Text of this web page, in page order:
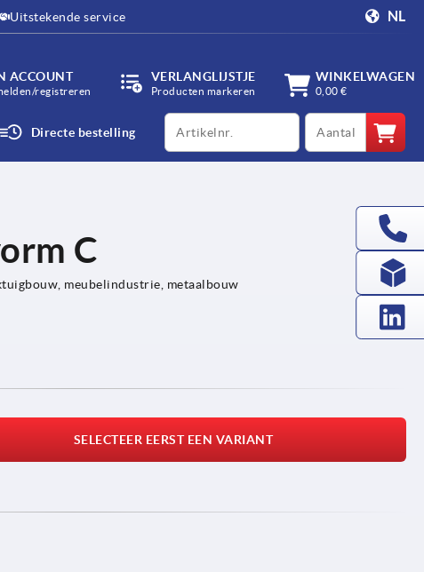
Uitstekende service NL
ACCOUNT
registreren
VERLANGLIJSTJE
Producten markeren
WINKELWAGEN
0,00 €
Directe bestelling
productCode qty
C
meubelindustrie, metaalbouw
SELECTEER EERST EEN VARIANT